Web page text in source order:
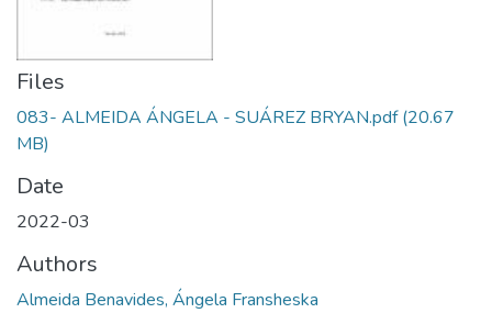
Files
083- ALMEIDA ÁNGELA - SUÁREZ BRYAN.pdf(20.67
MB)
Date
2022-03
Authors
Almeida Benavides, Ángela Fransheska